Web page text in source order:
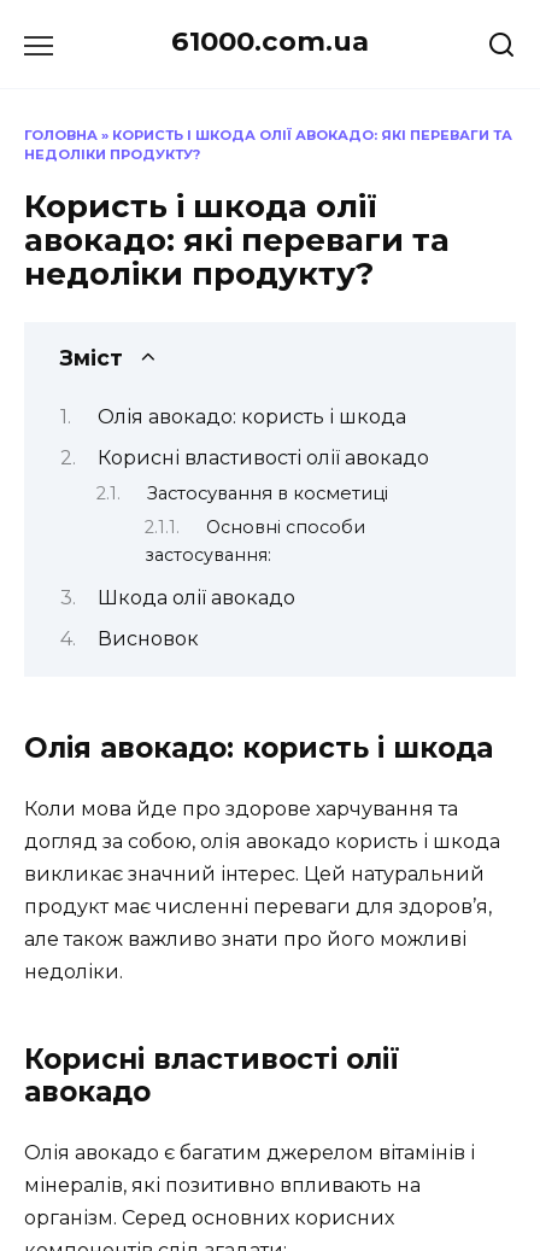
до
61000.com.ua
ГОЛОВНА » КОРИСТЬ І ШКОДА ОЛІЇ АВОКАДО: ЯКІ ПЕРЕВАГИ ТА
НЕДОЛІКИ ПРОДУКТУ?
Користь і шкода олії
авокадо: які переваги та
недоліки продукту?
Зміст
Олія авокадо: користь і шкода
Корисні властивості олії авокадо
Застосування в косметиці
Основні способи
застосування:
Шкода олії авокадо
Висновок
Олія авокадо: користь і шкода
Коли мова йде про здорове харчування та
догляд за собою, олія авокадо користь і шкода
викликає значний інтерес. Цей натуральний
продукт має численні переваги для здоров’я,
але також важливо знати про його можливі
недоліки.
Корисні властивості олії
авокадо
Олія авокадо є багатим джерелом вітамінів і
мінералів, які позитивно впливають на
організм. Серед основних корисних